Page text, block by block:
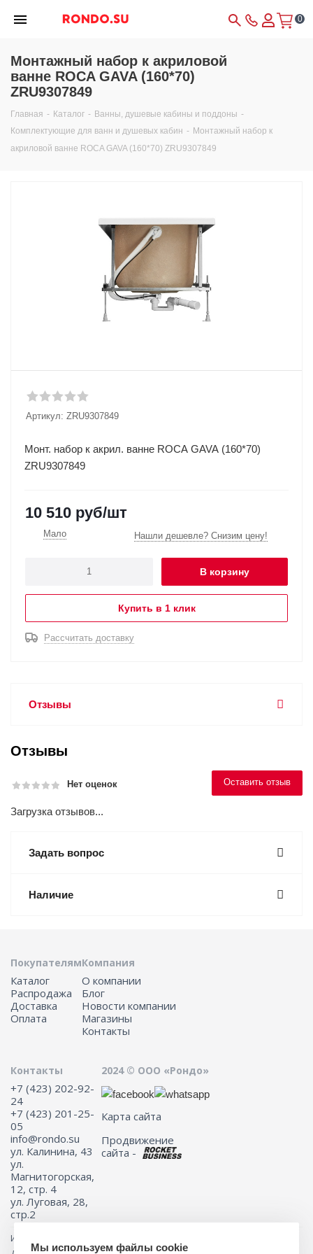
0
Монтажный набор к акриловой
ванне ROCA GAVA (160*70)
ZRU9307849
Главная - Каталог - Ванны, душевые кабины и поддоны -
Комплектующие для ванн и душевых кабин - Монтажный набор к
акриловой ванне ROCA GAVA (160*70) ZRU9307849
Артикул: ZRU9307849
Монт. набор к акрил. ванне ROCA GAVA (160*70)
ZRU9307849
10 510 руб/шт
Мало Нашли дешевле? Снизим цену!
В корзину
Купить в 1 клик
Рассчитать доставку
Отзывы
Отзывы
Нет оценок Оставить отзыв
Загрузка отзывов...
Задать вопрос
Наличие
Покупателям
Каталог
Распродажа
Доставка
Оплата
Компания
О компании
Блог
Новости компании
Магазины
Контакты
Контакты
+7 (423) 202-92-
24
+7 (423) 201-25-
05
info@rondo.su
ул. Калинина, 43
ул.
Магнитогорская,
12, стр. 4
ул. Луговая, 28,
стр.2
2024 © ООО «Рондо»
Карта сайта
Продвижение
сайта -
Информация на сайте не является публичной офертой.
Мы используем файлы cookie